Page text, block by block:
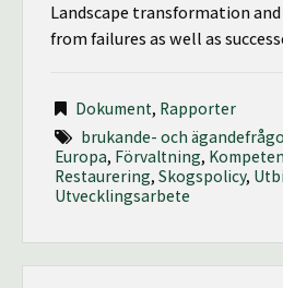
Landscape transformation
from failures as well as
Dokument, Rapporter
brukande- och
Europa, Förvaltning,
Restaurering, Skogspolicy,
Utvecklingsarbete